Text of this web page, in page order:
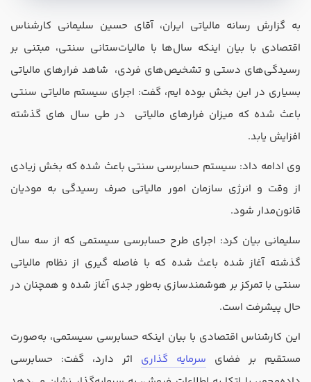
به گزارش رسانه مالیاتی ایران، آقای حسین سلیمانی کارشناس
اقتصادی با بیان اینکه سال‌ها با مالیات‌ستانی سنتی، مبتنی بر
رسیدگی‌های دستی و تشخیص‌های فردی، شاهد فرارهای مالیاتی
بسیاری در این بخش بوده ایم، گفت: اجرای سیستم مالیاتی سنتی
باعث شده که میزان فرارهای مالیاتی در طی سال های گذشته
افزایش یابد.
وی ادامه داد: سیستم حسابرسی سنتی باعث شده که‌ بخش زیادی
از وقت و انرژی سازمان امور مالیاتی صرف رسیدگی به مودیان
قانون‌مدار شود.
سلیمانی بیان کرد: اجرای طرح حسابرسی سیستمی که از سه سال
گذشته آغاز شده باعث شده که‌ با فاصله‌ گیری از نظام مالیاتی
سنتی با تمرکز بر هوشمندسازی به‌طور جدی آغاز شده و همچنان در
حال پیشرفت است.
این کارشناس اقتصادی با بیان اینکه حسابرسی سیستمی، به‌صورت
مستقیم بر فضای سرمایه‌ گذاری اثر دارد، گفت: حسابرسی
هدف شما از آموزش چیست ؟
استخدام و شروع کار حسابداری
کار آفرینی
درخواست تعیین سطح